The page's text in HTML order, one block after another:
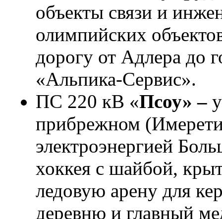
объекты связи и
олимпийских
дорогу от Адлера до
«Альпика-Сервис».
ПС 220 кВ «Псоу» –
прибрежном
электроэнергией
хоккея с шайбой,
ледовую арену для
деревню и главный